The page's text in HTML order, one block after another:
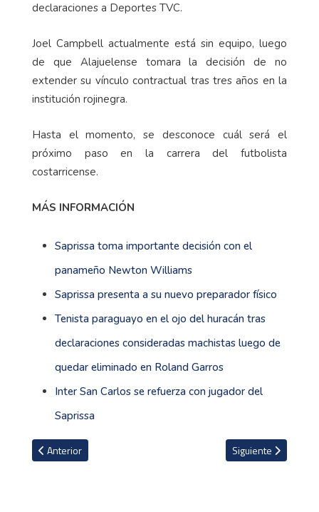
declaraciones a Deportes TVC.
Joel Campbell actualmente está sin equipo, luego
de que Alajuelense tomara la decisión de no
extender su vínculo contractual tras tres años en la
institución rojinegra.
Hasta el momento, se desconoce cuál será el
próximo paso en la carrera del futbolista
costarricense.
MÁS INFORMACIÓN
Saprissa toma importante decisión con el
panameño Newton Williams
Saprissa presenta a su nuevo preparador físico
Tenista paraguayo en el ojo del huracán tras
declaraciones consideradas machistas luego de
quedar eliminado en Roland Garros
Inter San Carlos se refuerza con jugador del
Saprissa
Artículo anterior: Mariano Torres y Saprissa se dan la mano
Anterior Artículo siguiente:
Siguiente